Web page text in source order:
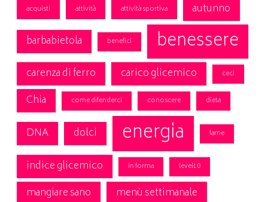
acquisti attività attività sportiva
autunno
barbabietola
benefici benessere
carenza di ferro carico glicemico ceci
Chia come difenderci conoscere dieta
DNA dolci energia fame
indice glicemico in forma level10
mangiare sano
menù settimanale